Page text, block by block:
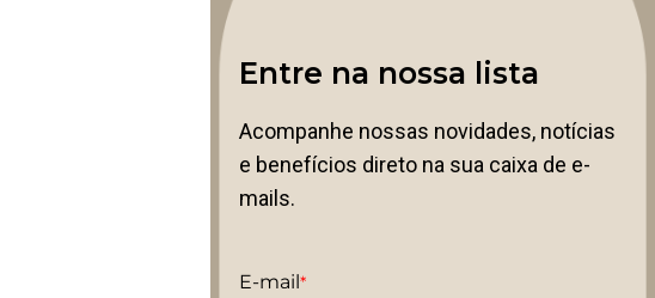
Entre na nossa lista
Acompanhe nossas novidades, notícias
e benefícios direto na sua caixa de e-
mails.
E-mail *